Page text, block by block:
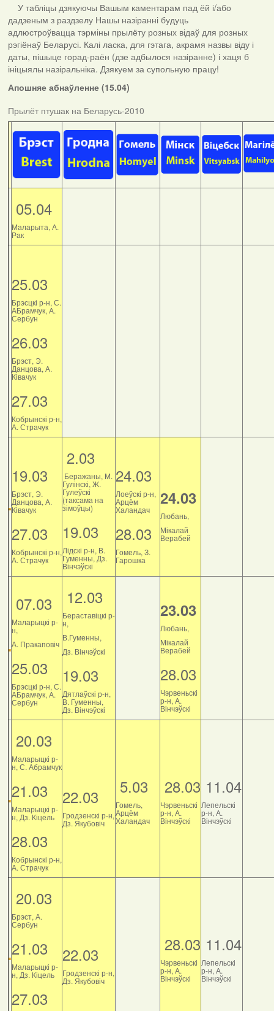
У табліцы дзякуючы Вашым каментарам пад ёй і/або
дадзеным з раздзелу Нашы назіранні будуць
адлюстроўвацца тэрміны прылёту розных відаў для розных
рэгіёнаў Беларусі. Калі ласка, для гэтага, акрамя назвы віду і
даты, пішыце горад-раён (дзе адбылося назіранне) і хаця б
ініцыялы назіральніка. Дзякуем за супольную працу!
Апошняе абнаўленне (15.04)
Прылёт птушак на Беларусь-2010
05.04
Маларыта, А.
Рак
25.03
Брэсцкі р-н, С.
АБрамчук, А.
Сербун
26.03
Брэст, Э.
Данцова, А.
Ківачук
27.03
Кобрынскі р-н,
А. Страчук
19.03
Брэст, Э.
Данцова, А.
Ківачук
27.03
Кобрынскі р-н,
А. Страчук
2.03
Беражаны, М.
Гулінскі, Ж.
Гулеўскі
(таксама на
зімоўцы)
19.03
Лідскі р-н, В.
Гуменны, Дз.
Вінчэўскі
24.03
Лоеўскі р-н,
Арцём
Халандач
28.03
Гомель, З.
Гарошка
24.03
Любань,
Мікалай
Верабей
07.03
Маларыцкі р-
н,
А. Пракаповіч
25.03
Брэсцкі р-н, С.
АБрамчук, А.
Сербун
12.03
Бераставіцкі р-
н,
В.Гуменны,
Дз. Вінчэўскі
19.03
Дятлаўскі р-н,
В. Гуменны,
Дз. Вінчэўскі
23.03
Любань,
Мікалай
Верабей
28.03
Чэрвеньскі
р-н, А.
Вінчэўскі
20.03
Маларыцкі р-
н, С. Абрамчук
21.03
Маларыцкі р-
н, Дз. Кіцель
28.03
Кобрынскі р-н,
А. Страчук
22.03
Гродзенскі р-н,
Дз. Якубовіч
5.03
Гомель,
Арцём
Халандач
28.03
Чэрвеньскі
р-н, А.
Вінчэўскі
11.04
Лепельскі
р-н, А.
Вінчэўскі
20.03
Брэст, А.
Сербун
21.03
Маларыцкі р-
н, Дз. Кіцель
27.03
22.03
Гродзенскі р-н,
Дз. Якубовіч
28.03
Чэрвеньскі
р-н, А.
Вінчэўскі
11.04
Лепельскі
р-н, А.
Вінчэўскі